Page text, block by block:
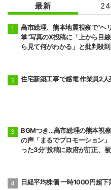
最新
高市総理、熊本地震視察で“ヘ
掌”写真のX投稿に「上から目
ら見て何がわかる」と批判殺
住宅新築工事で感電 作業員2人
BGMつき…高市総理の熊本視
の声「まるでプロモーション」
った3分”投稿に政府が訂正、
日経平均株価 一時1000円超下